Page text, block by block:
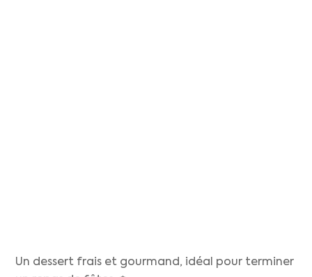
Un dessert frais et gourmand, idéal pour terminer